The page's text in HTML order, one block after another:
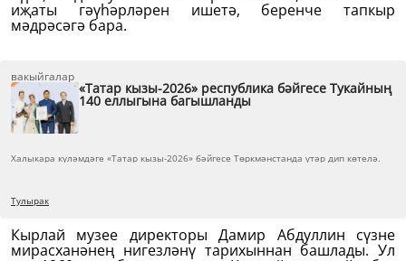
иҗаты гәүһәрләрен ишетә, беренче тапкыр
мәдрәсәгә бара.
вакыйгалар
«Татар кызы-2026» республика бәйгесе Тукайның
140 еллыгына багышланды
Халыкара күләмдәге «Татар кызы-2026» бәйгесе Төркмәнстанда үтәр дип көтелә.
Тулырак
Кырлай музее директоры Дамир Абдуллин сүзне
мирасханәнең нигезләнү тарихыннан башлады. Ул